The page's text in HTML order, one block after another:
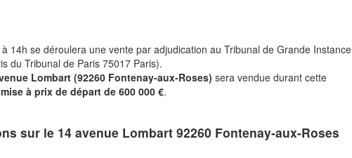
14h se déroulera une vente par adjudication au Tribunal de Grande Instance
du Tribunal de Paris 75017 Paris).
Lombart (92260 Fontenay-aux-Roses)sera vendue durant cette
mise à prix de départ de 600 000 €.
sur le 14 avenue Lombart 92260 Fontenay-aux-Roses